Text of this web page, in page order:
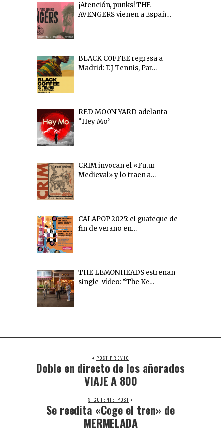
¡Atención, punks! THE
AVENGERS vienen a Españ…
BLACK COFFEE regresa a
Madrid: DJ Tennis, Par…
RED MOON YARD adelanta
“Hey Mo”
CRIM invocan el «Futur
Medieval» y lo traen a…
CALAPOP 2025: el guateque de
fin de verano en…
THE LEMONHEADS estrenan
single-vídeo: “The Ke…
POST PREVIO
Doble en directo de los añorados
VIAJE A 800
SIGUIENTE POST
Se reedita «Coge el tren» de
MERMELADA